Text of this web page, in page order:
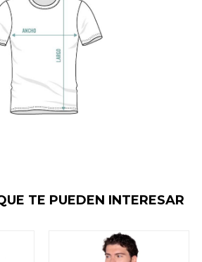
TE PUEDEN INTERESAR